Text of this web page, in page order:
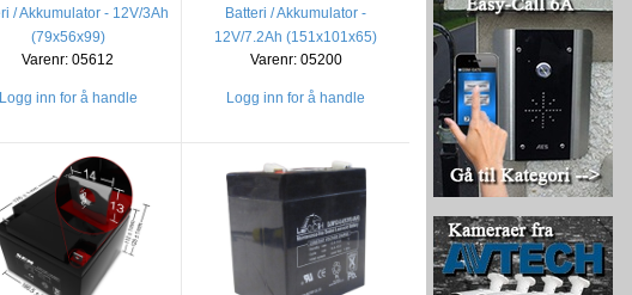
/ Akkumulator - 12V/3Ah
(79x56x99)
Varenr: 05612
Logg inn for å handle
Batteri / Akkumulator -
12V/7.2Ah (151x101x65)
Varenr: 05200
Logg inn for å handle